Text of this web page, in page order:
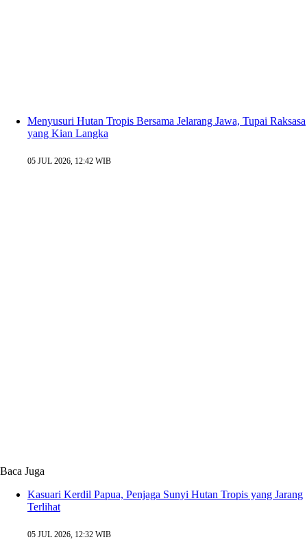
Menyusuri Hutan Tropis Bersama Jelarang Jawa, Tupai Raksasa
yang Kian Langka
05 JUL 2026, 12:42 WIB
Baca Juga
Kasuari Kerdil Papua, Penjaga Sunyi Hutan Tropis yang Jarang
Terlihat
05 JUL 2026, 12:32 WIB